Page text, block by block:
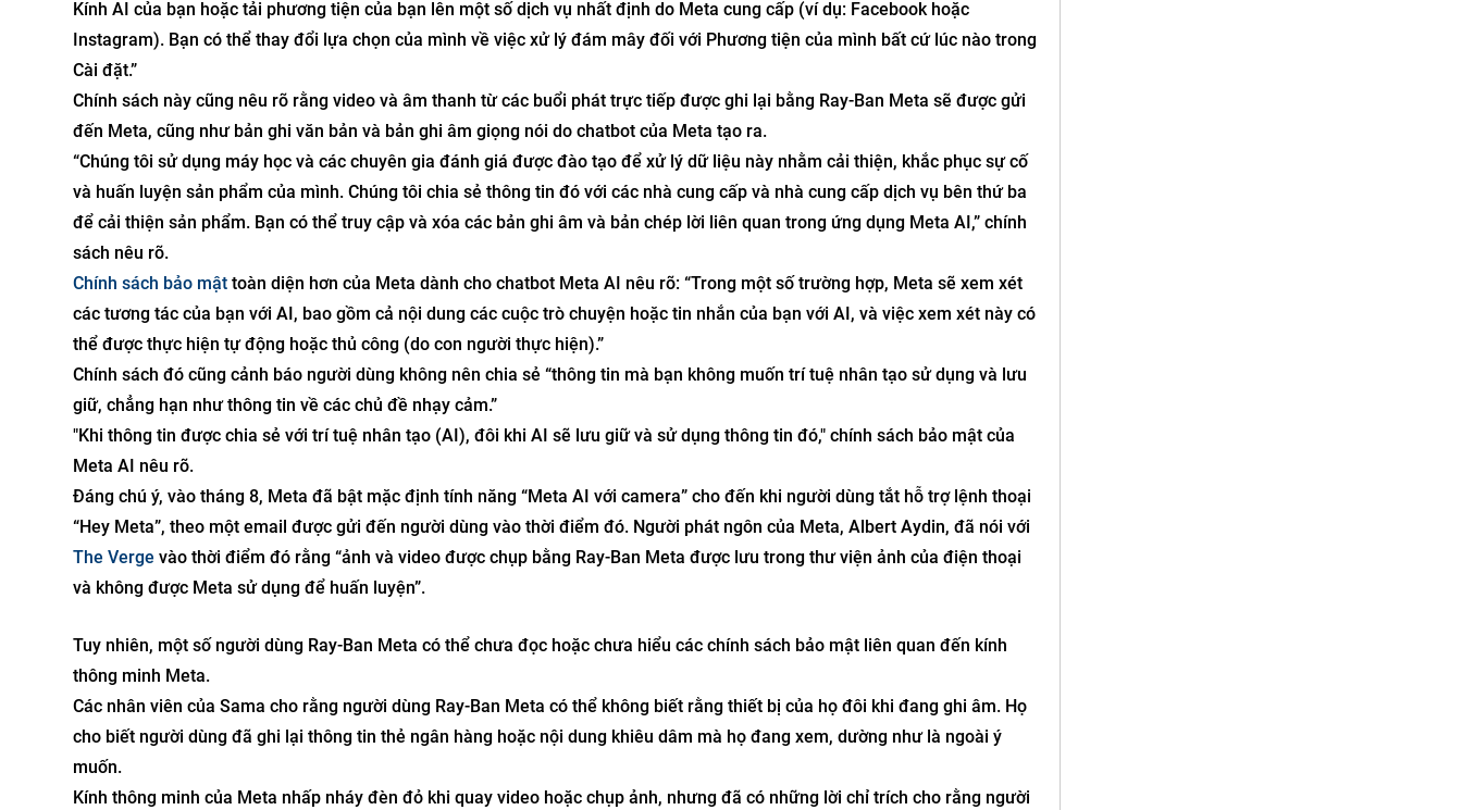
Kính AI của bạn hoặc tải phương tiện của bạn lên một số dịch vụ nhất định do Meta cung cấp (ví dụ: Facebook hoặc
Instagram). Bạn có thể thay đổi lựa chọn của mình về việc xử lý đám mây đối với Phương tiện của mình bất cứ lúc nào trong
Cài đặt.”
Chính sách này cũng nêu rõ rằng video và âm thanh từ các buổi phát trực tiếp được ghi lại bằng Ray-Ban Meta sẽ được gửi
đến Meta, cũng như bản ghi văn bản và bản ghi âm giọng nói do chatbot của Meta tạo ra.
“Chúng tôi sử dụng máy học và các chuyên gia đánh giá được đào tạo để xử lý dữ liệu này nhằm cải thiện, khắc phục sự cố
và huấn luyện sản phẩm của mình. Chúng tôi chia sẻ thông tin đó với các nhà cung cấp và nhà cung cấp dịch vụ bên thứ ba
để cải thiện sản phẩm. Bạn có thể truy cập và xóa các bản ghi âm và bản chép lời liên quan trong ứng dụng Meta AI,” chính
sách nêu rõ.
Chính sách bảo mật toàn diện hơn của Meta dành cho chatbot Meta AI nêu rõ: “Trong một số trường hợp, Meta sẽ xem xét
các tương tác của bạn với AI, bao gồm cả nội dung các cuộc trò chuyện hoặc tin nhắn của bạn với AI, và việc xem xét này có
thể được thực hiện tự động hoặc thủ công (do con người thực hiện).”
Chính sách đó cũng cảnh báo người dùng không nên chia sẻ “thông tin mà bạn không muốn trí tuệ nhân tạo sử dụng và lưu
giữ, chẳng hạn như thông tin về các chủ đề nhạy cảm.”
"Khi thông tin được chia sẻ với trí tuệ nhân tạo (AI), đôi khi AI sẽ lưu giữ và sử dụng thông tin đó," chính sách bảo mật của
Meta AI nêu rõ.
Đáng chú ý, vào tháng 8, Meta đã bật mặc định tính năng “Meta AI với camera” cho đến khi người dùng tắt hỗ trợ lệnh thoại
“Hey Meta”, theo một email được gửi đến người dùng vào thời điểm đó. Người phát ngôn của Meta, Albert Aydin, đã nói với
The Verge vào thời điểm đó rằng “ảnh và video được chụp bằng Ray-Ban Meta được lưu trong thư viện ảnh của điện thoại
và không được Meta sử dụng để huấn luyện”.
Tuy nhiên, một số người dùng Ray-Ban Meta có thể chưa đọc hoặc chưa hiểu các chính sách bảo mật liên quan đến kính
thông minh Meta.
Các nhân viên của Sama cho rằng người dùng Ray-Ban Meta có thể không biết rằng thiết bị của họ đôi khi đang ghi âm. Họ
cho biết người dùng đã ghi lại thông tin thẻ ngân hàng hoặc nội dung khiêu dâm mà họ đang xem, dường như là ngoài ý
muốn.
Kính thông minh của Meta nhấp nháy đèn đỏ khi quay video hoặc chụp ảnh, nhưng đã có những lời chỉ trích cho rằng người